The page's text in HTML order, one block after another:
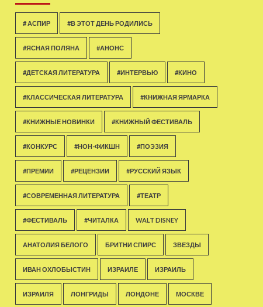
# АСПИР #В ЭТОТ ДЕНЬ РОДИЛИСЬ
#ЯСНАЯ ПОЛЯНА #АНОНС
#ДЕТСКАЯ ЛИТЕРАТУРА #ИНТЕРВЬЮ #КИНО
#КЛАССИЧЕСКАЯ ЛИТЕРАТУРА #КНИЖНАЯ ЯРМАРКА
#КНИЖНЫЕ НОВИНКИ #КНИЖНЫЙ ФЕСТИВАЛЬ
#КОНКУРС #НОН-ФИКШН #ПОЭЗИЯ
#ПРЕМИИ #РЕЦЕНЗИИ #РУССКИЙ ЯЗЫК
#СОВРЕМЕННАЯ ЛИТЕРАТУРА #ТЕАТР
#ФЕСТИВАЛЬ #ЧИТАЛКА WALT DISNEY
АНАТОЛИЯ БЕЛОГО БРИТНИ СПИРС ЗВЕЗДЫ
ИВАН ОХЛОБЫСТИН ИЗРАИЛЕ ИЗРАИЛЬ
ИЗРАИЛЯ ЛОНГРИДЫ ЛОНДОНЕ МОСКВЕ